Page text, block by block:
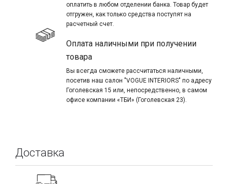
оплатить в любом отделении банка. Товар будет
отгружен, как только средства поступят на
расчетный счет.
Оплата наличными при получении
товара
Вы всегда сможете рассчитаться наличными,
посетив наш салон "VOGUE INTERIORS" по адресу
Гоголевская 15 или, непосредственно, в самом
офисе компании «ТБИ» (Гоголевская 23).
Доставка